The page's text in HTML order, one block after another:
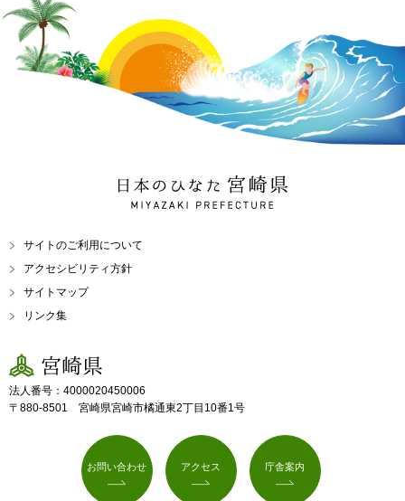
日本のひなた 宮崎県
MIYAZAKI PREFECTURE
サイトのご利用について
アクセシビリティ方針
サイトマップ
リンク集
宮崎県
法人番号：4000020450006
〒880-8501 宮崎県宮崎市橘通東2丁目10番1号
お問い合わせ アクセス 庁舎案内